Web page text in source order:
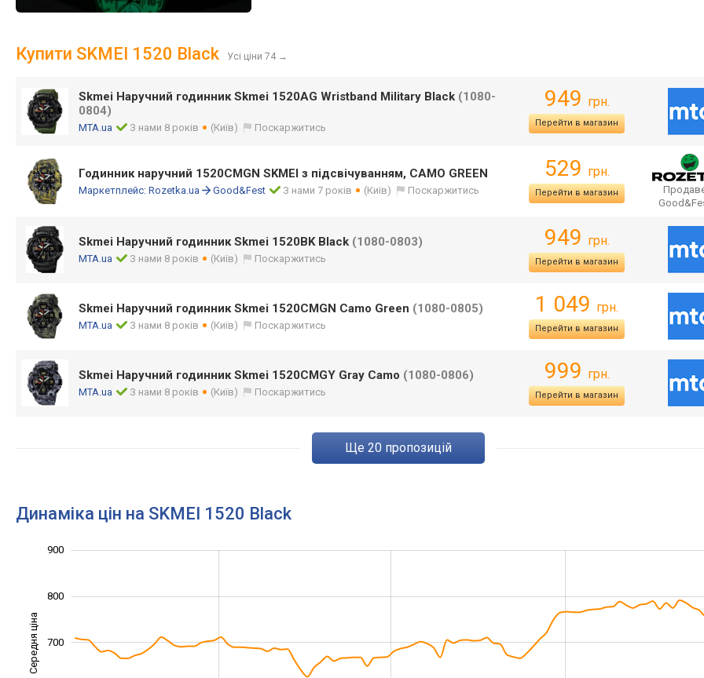
Купити SKMEI 1520 Black Усі ціни 74 →
Skmei Наручний годинник Skmei 1520AG Wristband Military Black (1080-
0804)
MTA.ua З нами 8 років (Київ) Поскаржитись
949 грн.
Перейти в магазин
Годинник наручний 1520CMGN SKMEI з підсвічуванням, CAMO GREEN
Маркетплейс: Rozetka.ua Good&Fest З нами 7 років (Київ) Поскаржитись
529 грн.
Перейти в магазин
Skmei Наручний годинник Skmei 1520BK Black (1080-0803)
MTA.ua З нами 8 років (Київ) Поскаржитись
949 грн.
Перейти в магазин
Skmei Наручний годинник Skmei 1520CMGN Camo Green (1080-0805)
MTA.ua З нами 8 років (Київ) Поскаржитись
1 049 грн.
Перейти в магазин
Skmei Наручний годинник Skmei 1520CMGY Gray Camo (1080-0806)
MTA.ua З нами 8 років (Київ) Поскаржитись
999 грн.
Перейти в магазин
ще 20 пропозицій
Динаміка цін на SKMEI 1520 Black
Середня ціна 500
700
800
900